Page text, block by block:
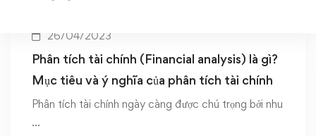
26/04/2023
Phân tích tài chính (Financial analysis) là gì?
Mục tiêu và ý nghĩa của phân tích tài chính
Phân tích tài chính ngày càng được chú trọng bởi nhu
…